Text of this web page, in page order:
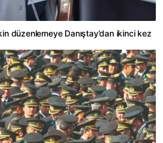
düzenlemeye Danıştay’dan ikinci kez